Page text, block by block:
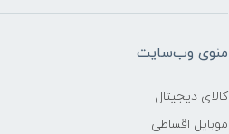
منوی وب‌سایت
کالای دیجیتال
موبایل اقساطی